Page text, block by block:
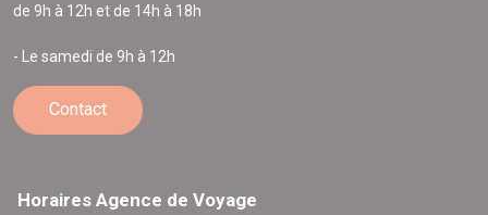
de 9h à 12h et de 14h à 18h
- Le samedi de 9h à 12h
Contact
Horaires Agence de Voyage